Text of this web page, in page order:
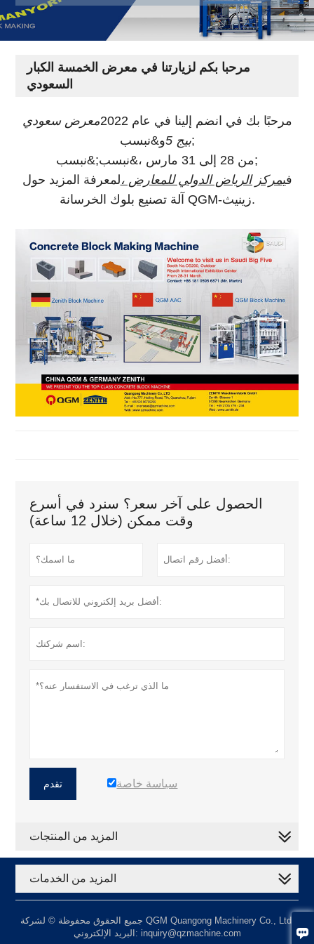

مرحبا بكم لزيارتنا في معرض الخمسة الكبار
السعودي
مرحبًا بك في انضم إلينا في عام 2022
معرض سعودي
بيج 5و&نبسب;
من 28 إلى 31 مارس ،&نبسب;&نبسب;
فيمركز الرياض الدولي للمعارض ،لمعرفة المزيد حول
آلة تصنيع بلوك الخرسانة QGM-زينيث.
الحصول على آخر سعر؟ سنرد في أسرع
وقت ممكن (خلال 12 ساعة)
تقدم سياسة خاصة
المزيد من المنتجات
المزيد من الخدمات
جميع الحقوق محفوظة © لشركة QGM Quangong Machinery Co., Ltd.
البريد الإلكتروني: inquiry@qzmachine.com